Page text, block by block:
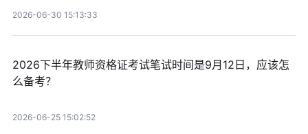
2026-06-30 15:13:33
2026下半年教师资格证考试笔试时间是9月12日，应该怎
么备考？
2026-06-25 15:02:52